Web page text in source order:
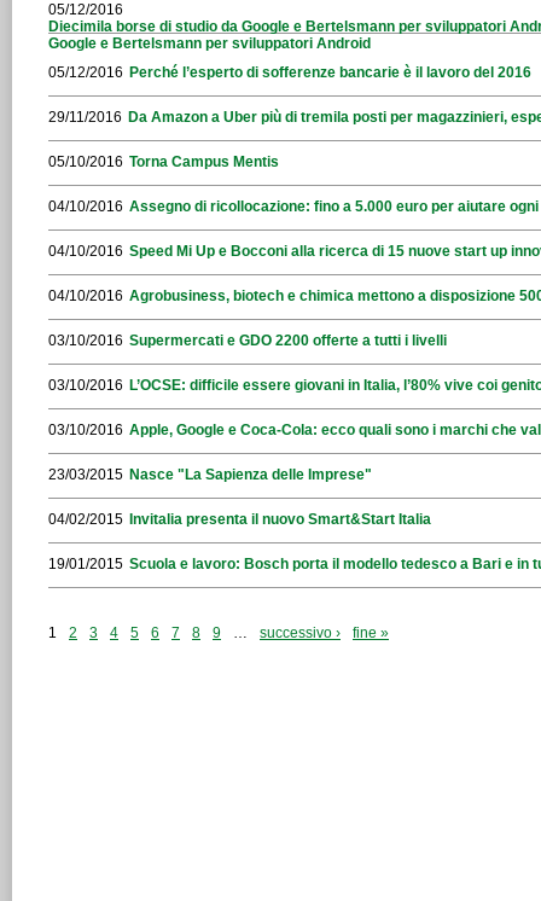
05/12/2016
Diecimila borse di studio da Google e Bertelsmann per sviluppatori
Google e Bertelsmann per sviluppatori Android
05/12/2016 Perché l’esperto di sofferenze bancarie è il lavoro del 2016
29/11/2016 Da Amazon a Uber più di tremila posti per magazzinieri,
05/10/2016 Torna Campus Mentis
04/10/2016 Assegno di ricollocazione: fino a 5.000 euro per aiutare
04/10/2016 Speed Mi Up e Bocconi alla ricerca di 15 nuove start up
04/10/2016 Agrobusiness, biotech e chimica mettono a disposizione
03/10/2016 Supermercati e GDO 2200 offerte a tutti i livelli
03/10/2016 L’OCSE: difficile essere giovani in Italia, l’80% vive coi
03/10/2016 Apple, Google e Coca-Cola: ecco quali sono i marchi che
23/03/2015 Nasce "La Sapienza delle Imprese"
04/02/2015 Invitalia presenta il nuovo Smart&Start Italia
19/01/2015 Scuola e lavoro: Bosch porta il modello tedesco a Bari e in
1 2 3 4 5 6 7 8 9 … successivo › fine »